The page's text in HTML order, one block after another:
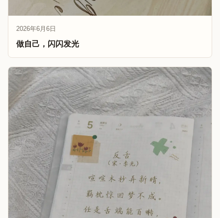
2026年6月6日
做自己，闪闪发光